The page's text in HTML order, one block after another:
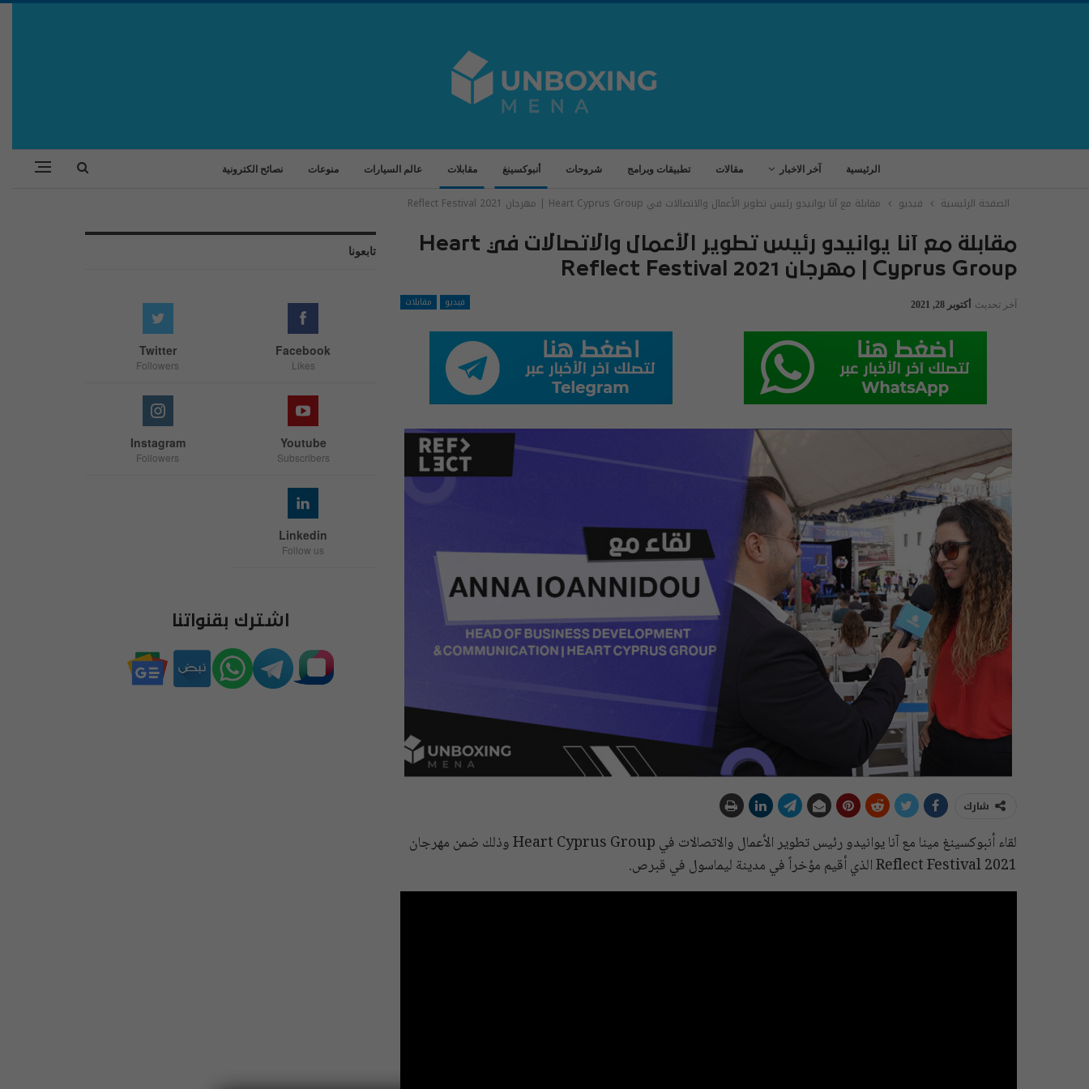
الرئيسية آخر الاخبار مقالات تطبيقات وبرامج شروحات أنبوكسينغ مقابلات عالم السيارات منوعات نصائح الكترونية
الصفحة الرئيسية فيديو مقابلة مع آنا يوانيدو رئيس تطوير الأعمال والاتصالات في Heart Cyprus Group | مهرجان Reflect Festival 2021
مقابلة مع آنا يوانيدو رئيس تطوير الأعمال والاتصالات في Heart
Cyprus Group | مهرجان Reflect Festival 2021
فيديو مقابلات آخر تحديث أكتوبر 28, 2021
شارك
لقاء أنبوكسينغ مينا مع آنا يوانيدو رئيس تطوير الأعمال والاتصالات في Heart Cyprus Group وذلك ضمن مهرجان
Reflect Festival 2021 الذي أقيم مؤخراً في مدينة ليماسول في قبرص.
تابعونا
Facebook
Likes
Twitter
Followers
Youtube
Subscribers
Instagram
Followers
Linkedin
Follow us
اشترك بقنواتنا